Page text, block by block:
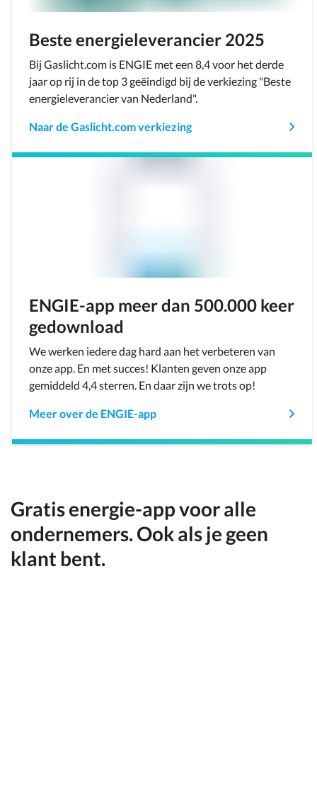
Beste energieleverancier 2025
Bij Gaslicht.com is ENGIE met een 8,4 voor het derde
jaar op rij in de top 3 geëindigd bij de verkiezing "Beste
energieleverancier van Nederland".
Naar de Gaslicht.com verkiezing
ENGIE-app meer dan 500.000 keer
gedownload
We werken iedere dag hard aan het verbeteren van
onze app. En met succes! Klanten geven onze app
gemiddeld 4,4 sterren. En daar zijn we trots op!
Meer over de ENGIE-app
Gratis energie-app voor alle
ondernemers. Ook als je geen
klant bent.